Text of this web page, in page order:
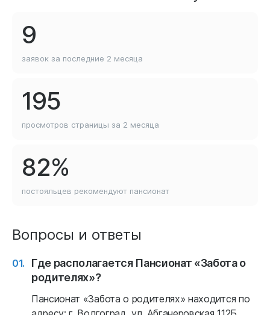
9
заявок за последние 2 месяца
195
просмотров страницы за 2 месяца
82%
постояльцев рекомендуют пансионат
Вопросы и ответы
Где располагается Пансионат «Забота о
родителях»?
Пансионат «Забота о родителях» находится по